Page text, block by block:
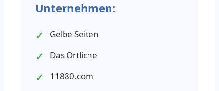
Unternehmen:
Gelbe Seiten
Das Örtliche
11880.com